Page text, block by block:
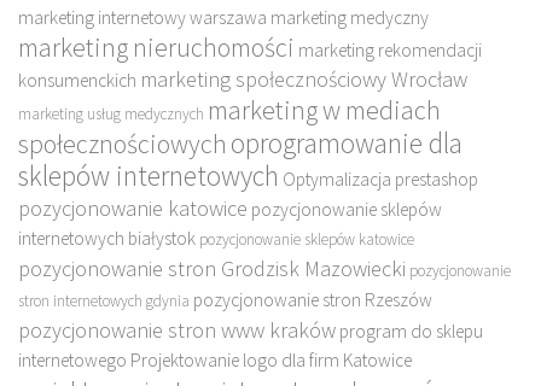
marketing internetowy warszawa marketing medyczny
marketing nieruchomości marketing rekomendacji
konsumenckich marketing społecznościowy Wrocław
marketing usług medycznych marketing w mediach
społecznościowych oprogramowanie dla
sklepów internetowych Optymalizacja prestashop
pozycjonowanie katowice pozycjonowanie sklepów
internetowych białystok pozycjonowanie sklepów katowice
pozycjonowanie stron Grodzisk Mazowiecki pozycjonowanie
stron internetowych gdynia pozycjonowanie stron Rzeszów
pozycjonowanie stron www kraków program do sklepu
internetowego Projektowanie logo dla firm Katowice